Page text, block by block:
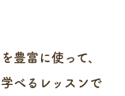
豊富に使って、
べるレッスンで